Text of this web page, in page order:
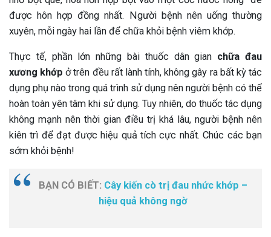
được hôn hợp đồng nhất. Người bệnh nên uống thường
xuyên, mỗi ngày hai lần để chữa khỏi bệnh viêm khớp.
Thực tế, phần lớn những bài thuốc dân gian chữa đau
xương khớp ở trên đều rất lành tính, không gây ra bất kỳ tác
dụng phụ nào trong quá trình sử dụng nên người bệnh có thể
hoàn toàn yên tâm khi sử dụng. Tuy nhiên, do thuốc tác dụng
không mạnh nên thời gian điều trị khá lâu, người bệnh nên
kiên trì để đạt được hiệu quả tích cực nhất. Chúc các bạn
sớm khỏi bệnh!
BẠN CÓ BIẾT: Cây kiến cò trị đau nhức khớp –
hiệu quả không ngờ